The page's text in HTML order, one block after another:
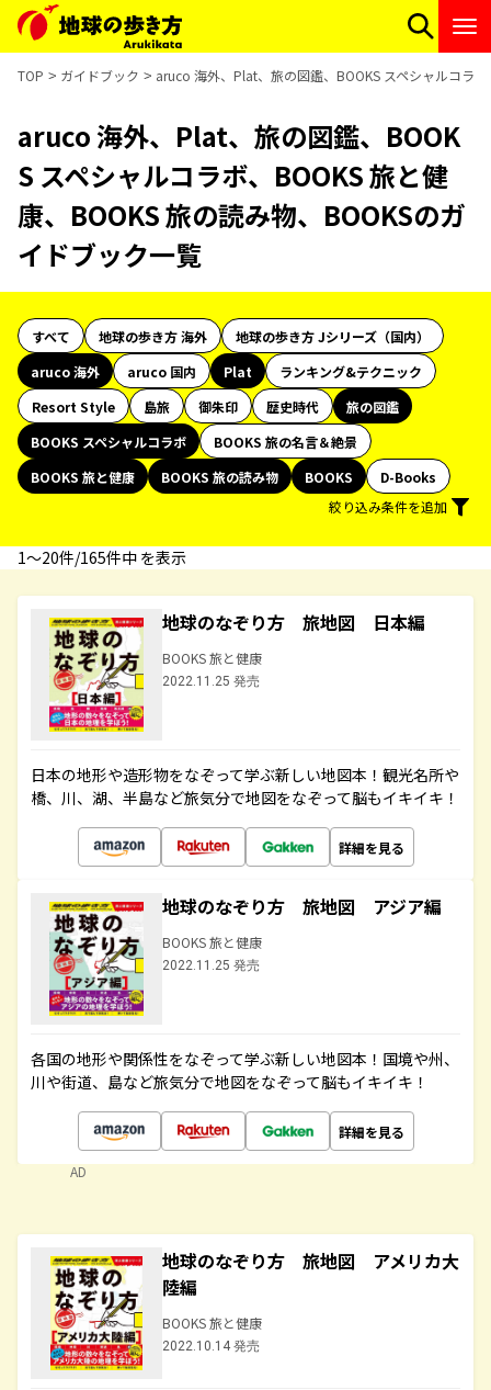
TOP ガイドブック aruco 海外、Plat、旅の図鑑、BOOKS スペシャルコラ
aruco 海外、Plat、旅の図鑑、BOOK
S スペシャルコラボ、BOOKS 旅と健
康、BOOKS 旅の読み物、BOOKSのガ
イドブック一覧
すべて 地球の歩き方 海外
地球の歩き方 Jシリーズ（国内）
aruco 海外
aruco 国内 Plat
ランキング&テクニック
Resort Style
島旅 御朱印 歴史時代
旅の図鑑
BOOKS スペシャルコラボ
BOOKS 旅の名言＆絶景
BOOKS 旅と健康
BOOKS 旅の読み物 BOOKS
D-Books
絞り込み条件を追加
1〜20件/165件中 を表示
地球のなぞり方 旅地図 日本編
BOOKS 旅と健康
2022.11.25 発売
日本の地形や造形物をなぞって学ぶ新しい地図本！観光名所や
橋、川、湖、半島など旅気分で地図をなぞって脳もイキイキ！
詳細を見る
地球のなぞり方 旅地図 アジア編
BOOKS 旅と健康
2022.11.25 発売
各国の地形や関係性をなぞって学ぶ新しい地図本！国境や州、
川や街道、島など旅気分で地図をなぞって脳もイキイキ！
詳細を見る
AD
地球のなぞり方 旅地図 アメリカ大
陸編
BOOKS 旅と健康
2022.10.14 発売